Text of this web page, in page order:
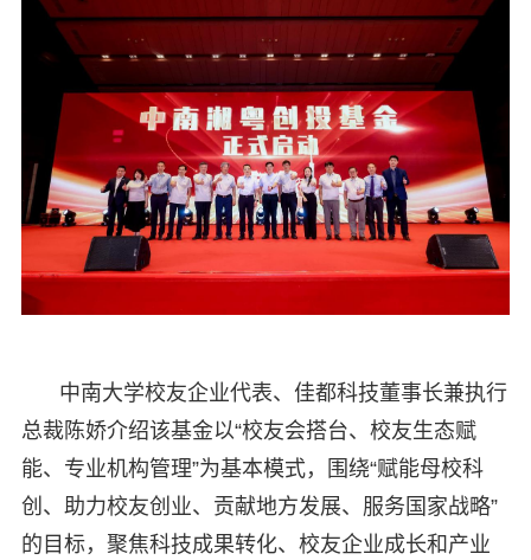
中南大学校友企业代表、佳都科技董事长兼执行
总裁陈娇介绍该基金以“校友会搭台、校友生态赋
能、专业机构管理”为基本模式，围绕“赋能母校科
创、助力校友创业、贡献地方发展、服务国家战略”
的目标，聚焦科技成果转化、校友企业成长和产业